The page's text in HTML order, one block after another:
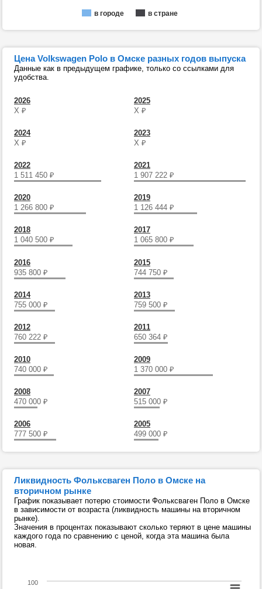
в городе в стране
Цена Volkswagen Polo в Омске разных годов выпуска
Данные как в предыдущем графике, только со ссылками для
удобства.
2026
Х ₽
2025
Х ₽
2024
Х ₽
2023
Х ₽
2022
1 511 450 ₽
2021
1 907 222 ₽
2020
1 266 800 ₽
2019
1 126 444 ₽
2018
1 040 500 ₽
2017
1 065 800 ₽
2016
935 800 ₽
2015
744 750 ₽
2014
755 000 ₽
2013
759 500 ₽
2012
760 222 ₽
2011
650 364 ₽
2010
740 000 ₽
2009
1 370 000 ₽
2008
470 000 ₽
2007
515 000 ₽
2006
777 500 ₽
2005
499 000 ₽
Ликвидность Фольксваген Поло в Омске на
вторичном рынке
График показывает потерю стоимости Фольксваген Поло в Омске
в зависимости от возраста (ликвидность машины на вторичном
рынке).
Значения в процентах показывают сколько теряют в цене машины
каждого года по сравнению с ценой, когда эта машина была
новая.
100